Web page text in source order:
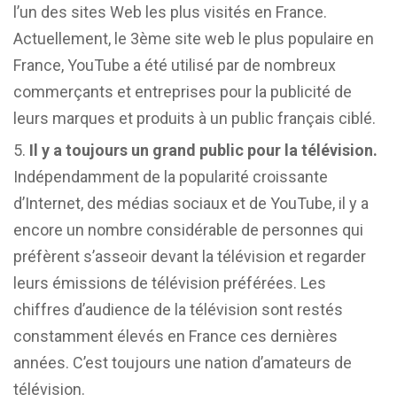
l’un des sites Web les plus visités en France.
Actuellement, le 3ème site web le plus populaire en
France, YouTube a été utilisé par de nombreux
commerçants et entreprises pour la publicité de
leurs marques et produits à un public français ciblé.
Il y a toujours un grand public pour la télévision.
Indépendamment de la popularité croissante
d’Internet, des médias sociaux et de YouTube, il y a
encore un nombre considérable de personnes qui
préfèrent s’asseoir devant la télévision et regarder
leurs émissions de télévision préférées. Les
chiffres d’audience de la télévision sont restés
constamment élevés en France ces dernières
années. C’est toujours une nation d’amateurs de
télévision.